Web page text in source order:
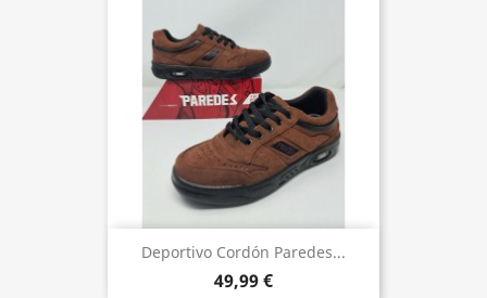
Deportivo Cordón Paredes...
49,99 €